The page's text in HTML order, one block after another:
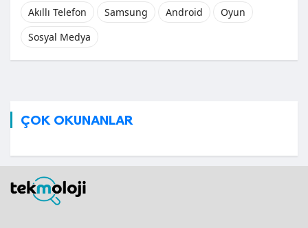
Akıllı Telefon
Samsung Android
Oyun
Sosyal Medya
ÇOK OKUNANLAR